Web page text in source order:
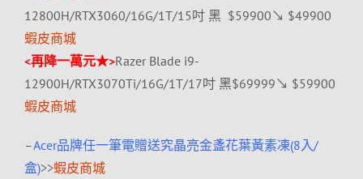
12800H/RTX3060/16G/1T/15吋 黑 $59900↘ $49900
蝦皮商城
<再降一萬元★>Razer Blade i9-
12900H/RTX3070Ti/16G/1T/17吋 黑$69999↘ $59900
蝦皮商城
–Acer品牌任一筆電贈送究晶亮金盞花葉黃素凍(8入/
盒)>>蝦皮商城